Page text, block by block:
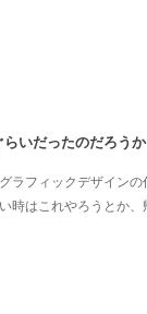
いだったのだろうか
フィックデザイン
はこれやろうとか